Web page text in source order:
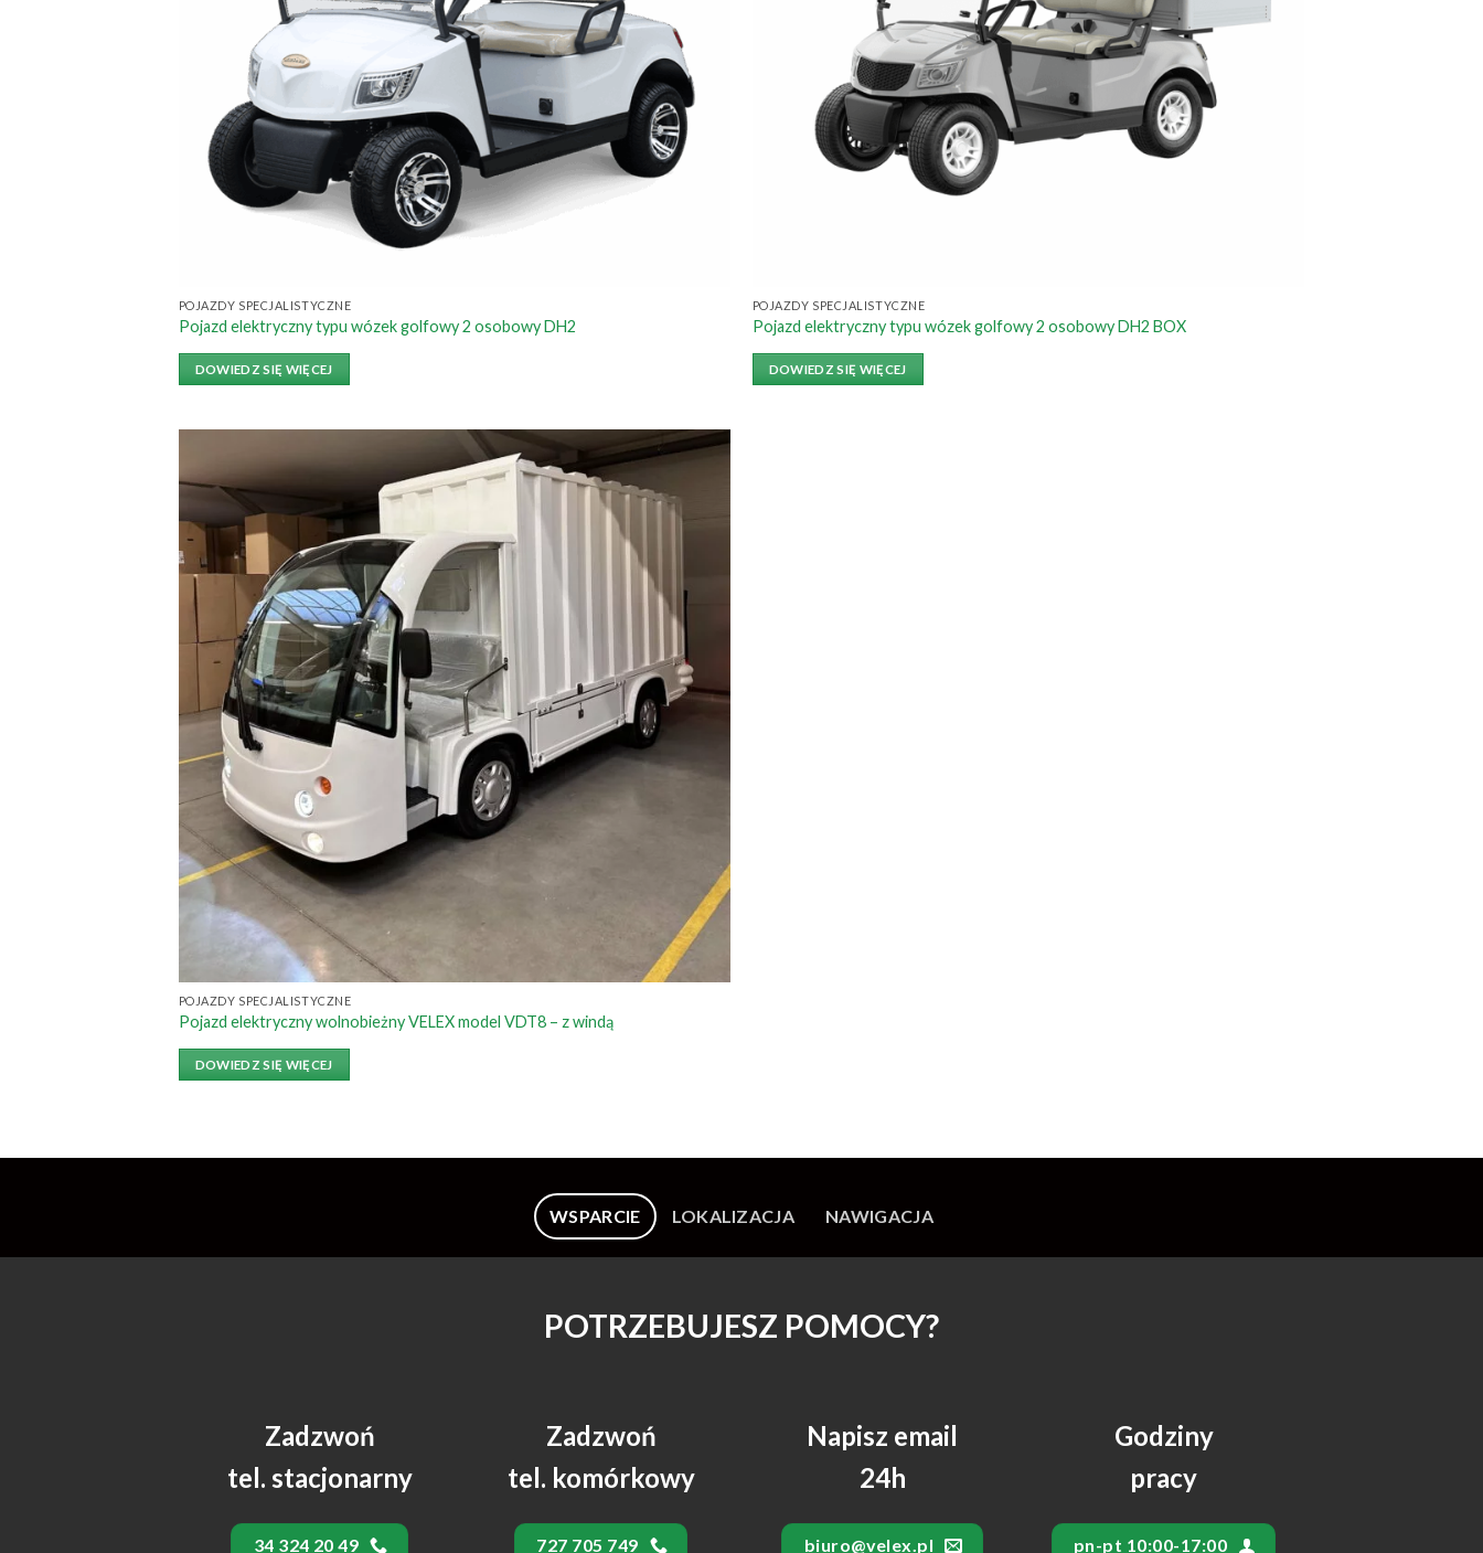
POJAZDY SPECJALISTYCZNE
Pojazd elektryczny typu wózek golfowy 2 osobowy DH2
DOWIEDZ SIĘ WIĘCEJ
POJAZDY SPECJALISTYCZNE
Pojazd elektryczny typu wózek golfowy 2 osobowy DH2 BOX
DOWIEDZ SIĘ WIĘCEJ
POJAZDY SPECJALISTYCZNE
Pojazd elektryczny wolnobieżny VELEX model VDT8 – z windą
DOWIEDZ SIĘ WIĘCEJ
WSPARCIE LOKALIZACJA NAWIGACJA
POTRZEBUJESZ POMOCY?
Zadzwoń
tel. stacjonarny
34 324 20 49
Zadzwoń
tel. komórkowy
727 705 749
Napisz email
24h
biuro@velex.pl
Godziny
pracy
pn-pt 10:00-17:00